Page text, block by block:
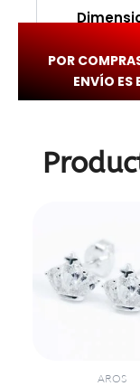
POR
ENVÍO ES
AROS